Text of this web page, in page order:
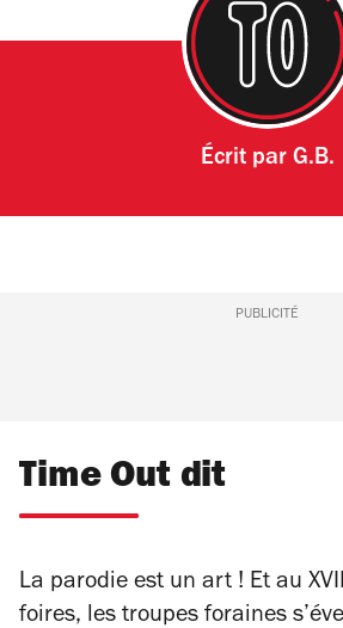
Écrit par G.B.
PUBLICITÉ
Time Out dit
La parodie est un art ! Et au
foires, les troupes foraines